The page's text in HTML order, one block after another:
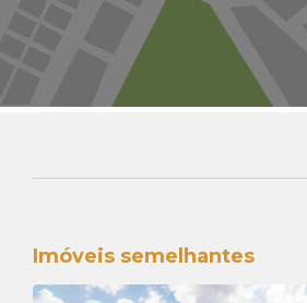
Imóveis semelhantes